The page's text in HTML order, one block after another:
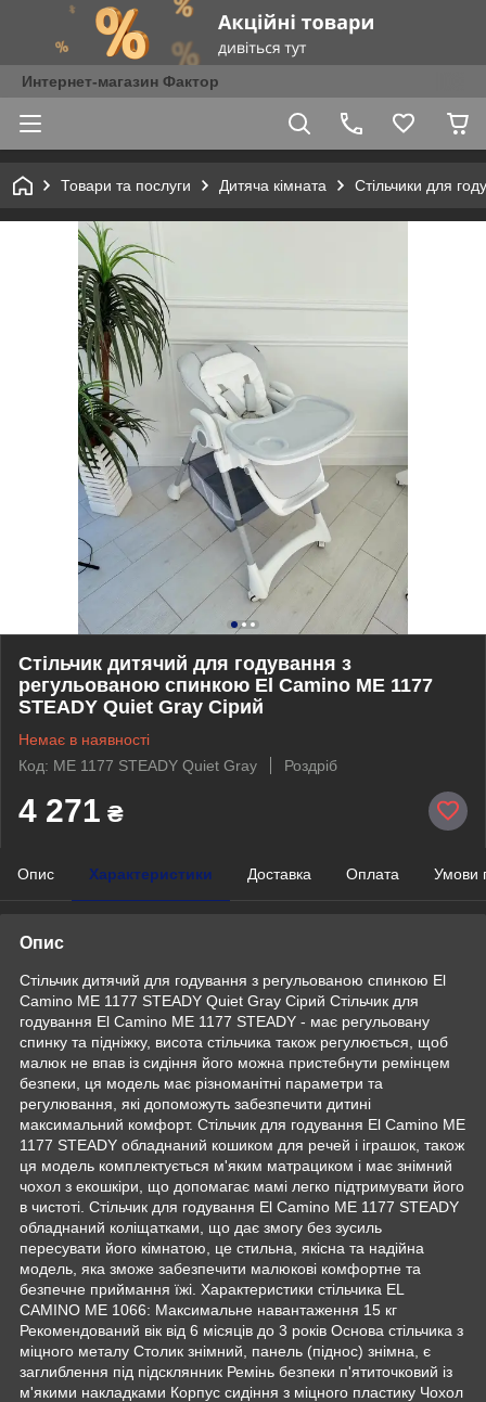
Интернет-магазин Фактор
Товари та послуги Дитяча кімната Стільчики для
Стільчик дитячий для годування з
регульованою спинкою El Camino ME 1177
STEADY Quiet Gray Сірий
Немає в наявності
Код: ME 1177 STEADY Quiet Gray
Роздріб
4 271 ₴
Опис Характеристики Доставка Оплата Умови
Опис
Стільчик дитячий для годування з регульованою спинкою El
Camino ME 1177 STEADY Quiet Gray Сірий Стільчик для
годування El Camino ME 1177 STEADY - має регульовану
спинку та підніжку, висота стільчика також регулюється, щоб
малюк не впав із сидіння його можна пристебнути ремінцем
безпеки, ця модель має різноманітні параметри та
регулювання, які допоможуть забезпечити дитині
максимальний комфорт. Стільчик для годування El Camino ME
1177 STEADY обладнаний кошиком для речей і іграшок, також
ця модель комплектується м'яким матрациком і має знімний
чохол з екошкіри, що допомагає мамі легко підтримувати його
в чистоті. Стільчик для годування El Camino ME 1177 STEADY
обладнаний коліщатками, що дає змогу без зусиль
пересувати його кімнатою, це стильна, якісна та надійна
модель, яка зможе забезпечити малюкові комфортне та
безпечне приймання їжі. Характеристики стільчика EL
CAMINO ME 1066: Максимальне навантаження 15 кг
Рекомендований вік від 6 місяців до 3 років Основа стільчика з
міцного металу Столик знімний, панель (піднос) знімна, є
заглиблення під підсклянник Ремінь безпеки п'ятиточковий із
м'якими накладками Корпус сидіння з міцного пластику Чохол